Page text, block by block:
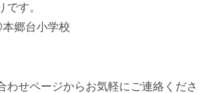
です。
郷台小学校
わせページからお気軽にご連絡くださ